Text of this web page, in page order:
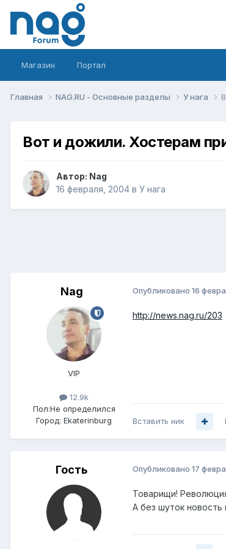
Магазин Портал
Главная NAG.RU - Основные разделы У нага
Вот и дожили. Хостерам
Автор: Nag
16 февраля, 2004 в У нага
Nag
VIP
12.9k
Пол:Не определился
Город: Ekaterinburg
Опубликовано 16
http://news.nag.ru/203
Вставить ник
Гость Опубликовано 17
Товарищи!
А без шуток новость